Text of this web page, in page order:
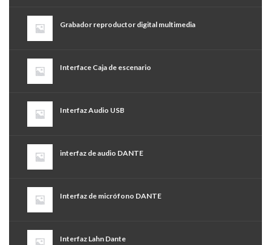
Grabador reproductor digital multimedia
Interface Caja de escenario
Interfaz Audio USB
interfaz de audio DANTE
Interfaz de micrófono DANTE
Interfaz Lahn Dante